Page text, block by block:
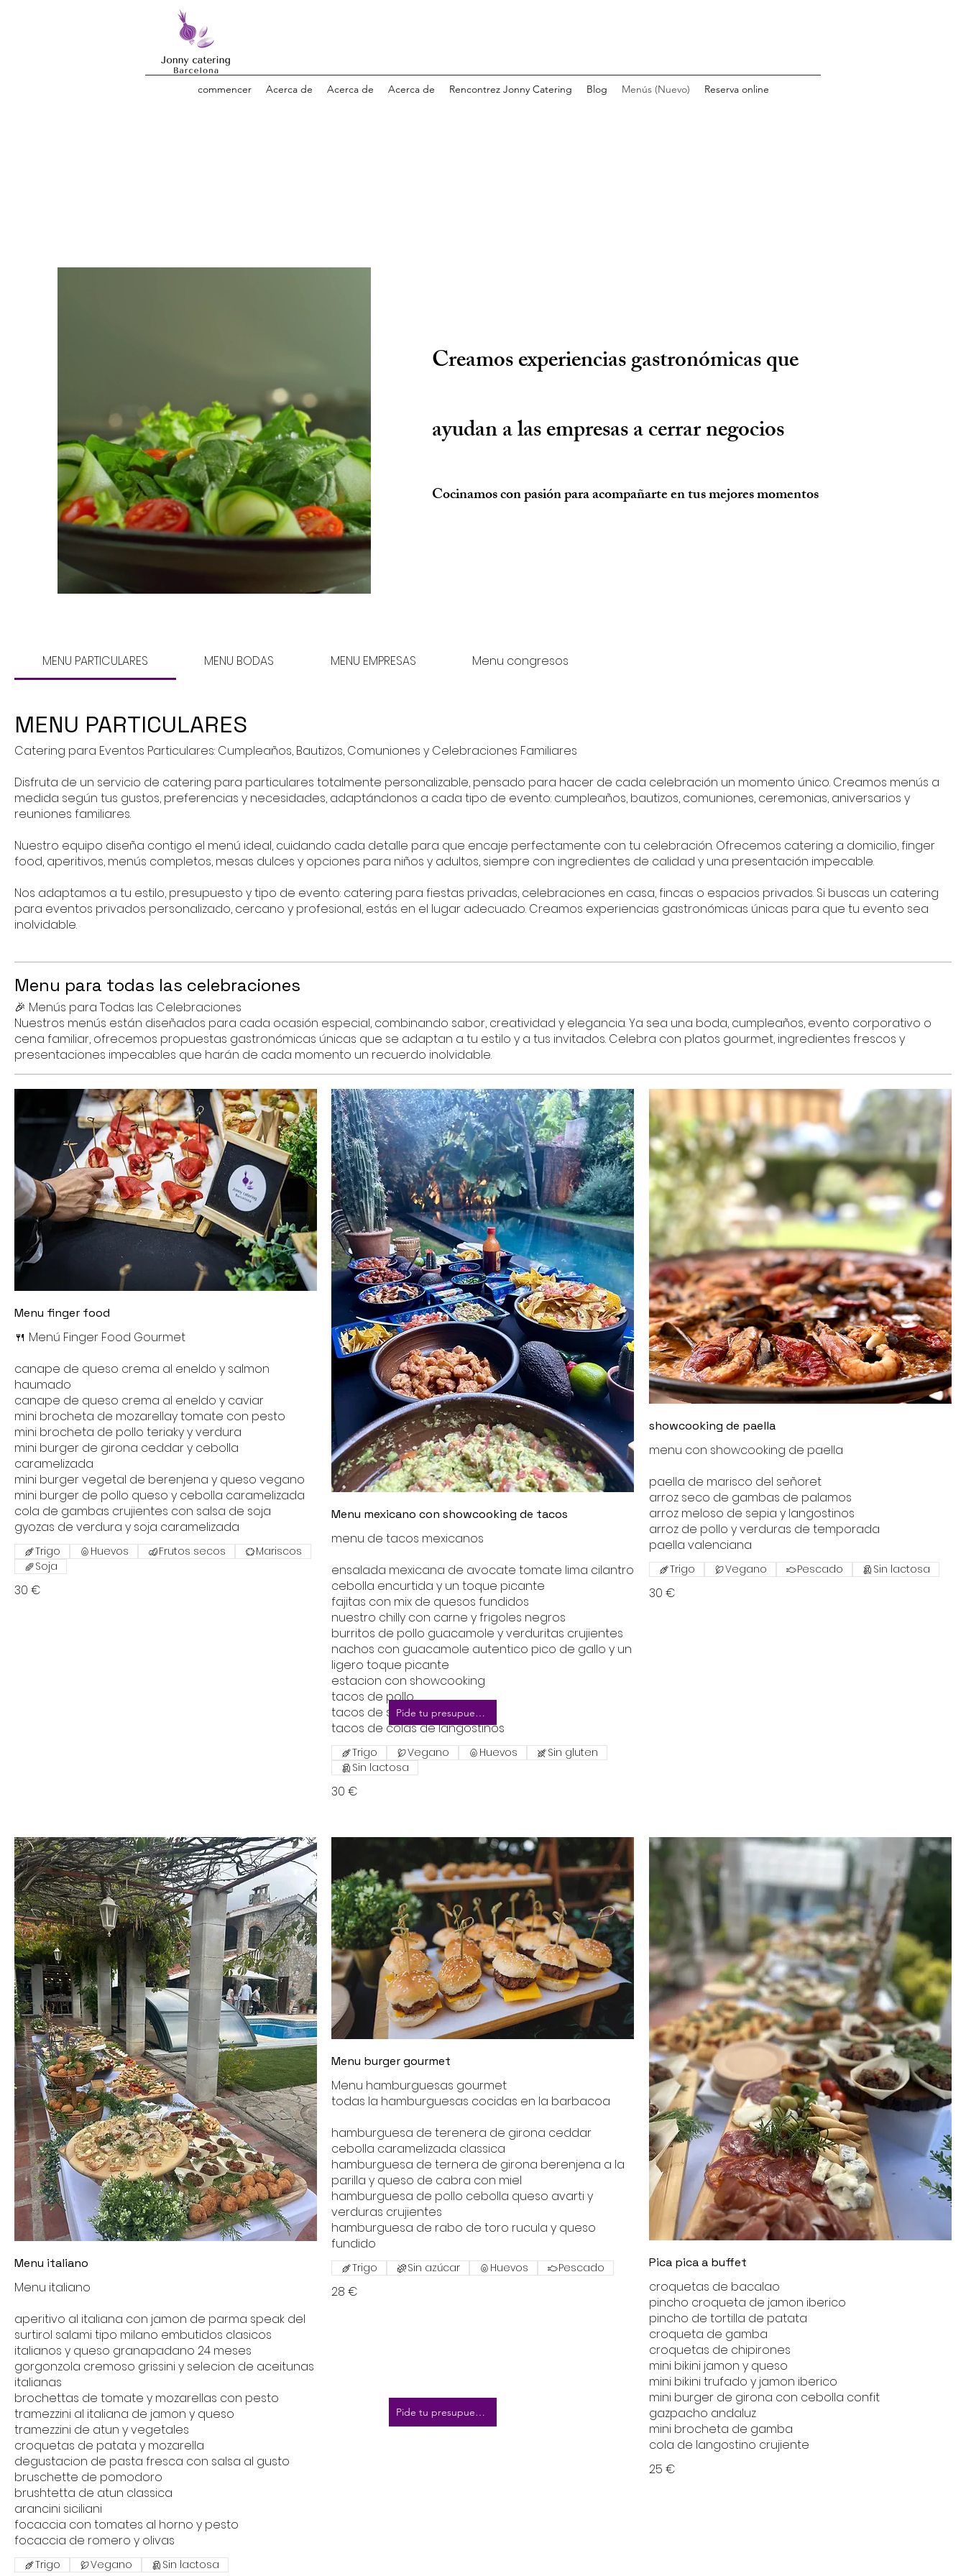
commencer Acerca de Acerca de Acerca de Rencontrez Jonny Catering Blog Menús (Nuevo) Reserva online
Creamos experiencias gastronómicas que
ayudan a las empresas a cerrar negocios
Cocinamos con pasión para acompañarte en tus mejores momentos
MENU PARTICULARES MENU BODAS MENU EMPRESAS Menu congresos
MENU PARTICULARES
Catering para Eventos Particulares: Cumpleaños, Bautizos, Comuniones y Celebraciones Familiares
Disfruta de un servicio de catering para particulares totalmente personalizable, pensado para hacer de cada celebración un momento único. Creamos menús a
medida según tus gustos, preferencias y necesidades, adaptándonos a cada tipo de evento: cumpleaños, bautizos, comuniones, ceremonias, aniversarios y
reuniones familiares.
Nuestro equipo diseña contigo el menú ideal, cuidando cada detalle para que encaje perfectamente con tu celebración. Ofrecemos catering a domicilio, finger
food, aperitivos, menús completos, mesas dulces y opciones para niños y adultos, siempre con ingredientes de calidad y una presentación impecable.
Nos adaptamos a tu estilo, presupuesto y tipo de evento: catering para fiestas privadas, celebraciones en casa, fincas o espacios privados. Si buscas un catering
para eventos privados personalizado, cercano y profesional, estás en el lugar adecuado. Creamos experiencias gastronómicas únicas para que tu evento sea
Menu para todas las celebraciones
🎉 Menús para Todas las Celebraciones
Nuestros menús están diseñados para cada ocasión especial, combinando sabor, creatividad y elegancia. Ya sea una boda, cumpleaños, evento corporativo o
cena familiar, ofrecemos propuestas gastronómicas únicas que se adaptan a tu estilo y a tus invitados. Celebra con platos gourmet, ingredientes frescos y
presentaciones impecables que harán de cada momento un recuerdo inolvidable.
Menu finger food
🍴 Menú Finger Food Gourmet
canape de queso crema al eneldo y salmon
haumado
canape de queso crema al eneldo y caviar
mini brocheta de mozarellay tomate con pesto
mini brocheta de pollo teriaky y verdura
mini burger de girona ceddar y cebolla
caramelizada
mini burger vegetal de berenjena y queso vegano
mini burger de pollo queso y cebolla caramelizada
cola de gambas crujientes con salsa de soja
gyozas de verdura y soja caramelizada
30 €
Trigo Huevos Frutos secos
Mariscos
Soja
Menu mexicano con showcooking de tacos
menu de tacos mexicanos
ensalada mexicana de avocate tomate lima cilantro
cebolla encurtida y un toque picante
fajitas con mix de quesos fundidos
nuestro chilly con carne y frigoles negros
burritos de pollo guacamole y verduritas crujientes
nachos con guacamole autentico pico de gallo y un
ligero toque picante
estacion con showcooking
tacos de pollo
tacos de secreto iberico
30 €
Trigo Vegano Huevos
Sin gluten
Sin lactosa
showcooking de paella
menu con showcooking de paella
paella de marisco del señoret
arroz seco de gambas de palamos
arroz meloso de sepia y langostinos
arroz de pollo y verduras de temporada
paella valenciana
30 €
Trigo Vegano Pescado Sin lactosa
Menu italiano
Menu italiano
aperitivo al italiana con jamon de parma speak del
surtirol salami tipo milano embutidos clasicos
italianos y queso granapadano 24 meses
gorgonzola cremoso grissini y selecion de aceitunas
italianas
brochettas de tomate y mozarellas con pesto
tramezzini al italiana de jamon y queso
tramezzini de atun y vegetales
croquetas de patata y mozarella
degustacion de pasta fresca con salsa al gusto
bruschette de pomodoro
brushtetta de atun classica
arancini siciliani
focaccia con tomates al horno y pesto
focaccia de romero y olivas
Trigo Vegano Sin lactosa
Menu burger gourmet
Menu hamburguesas gourmet
todas la hamburguesas cocidas en la barbacoa
hamburguesa de terenera de girona ceddar
cebolla caramelizada classica
hamburguesa de ternera de girona berenjena a la
parilla y queso de cabra con miel
hamburguesa de pollo cebolla queso avarti y
verduras crujientes
hamburguesa de rabo de toro rucula y queso
fundido
28 €
Trigo Sin azúcar Huevos Pescado Pica pica a buffet
croquetas de bacalao
pincho croqueta de jamon iberico
pincho de tortilla de patata
croqueta de gamba
croquetas de chipirones
mini bikini jamon y queso
mini bikini trufado y jamon iberico
mini burger de girona con cebolla confit
gazpacho andaluz
mini brocheta de gamba
cola de langostino crujiente
25 €
Pide tu presupuesto
Pide tu presupuesto